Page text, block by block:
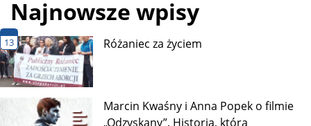
Najnowsze wpisy
13 Różaniec za życiem
Marcin Kwaśny i Anna Popek o filmie